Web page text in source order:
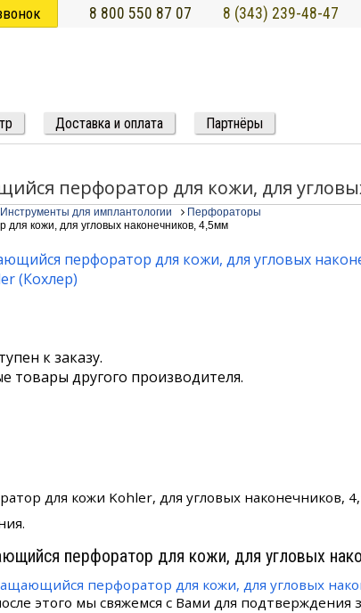
8 800 550 87 07 8 (343) 239-48-47
Доставка и оплата Партнёры
перфоратор для кожи, для
Инструменты для имплантологии
Перфораторы
кожи, для угловых наконечников, 4,5мм
(Кохлер)
к заказу.
товары другого производителя.
для кожи Kohler, для угловых наконечников,
перфоратор для кожи, для угловых
перфоратор для кожи, для угловых
этого мы свяжемся с Вами для подтверждения